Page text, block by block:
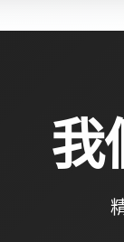
我